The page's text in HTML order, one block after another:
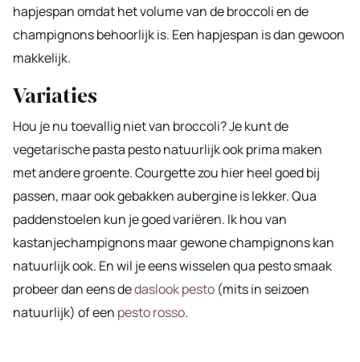
hapjespan omdat het volume van de broccoli en de
champignons behoorlijk is. Een hapjespan is dan gewoon
makkelijk.
Variaties
Hou je nu toevallig niet van broccoli? Je kunt de
vegetarische pasta pesto natuurlijk ook prima maken
met andere groente. Courgette zou hier heel goed bij
passen, maar ook gebakken aubergine is lekker. Qua
paddenstoelen kun je goed variëren. Ik hou van
kastanjechampignons maar gewone champignons kan
natuurlijk ook. En wil je eens wisselen qua pesto smaak
probeer dan eens dedaslook pesto (mits in seizoen
natuurlijk) of een pesto rosso.